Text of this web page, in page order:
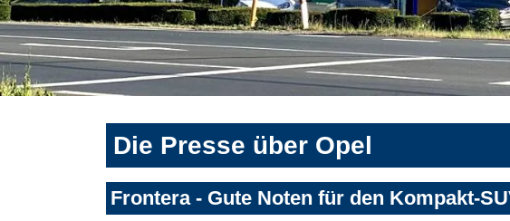
Die Presse über Opel
Frontera - Gute Noten für den Kompakt-